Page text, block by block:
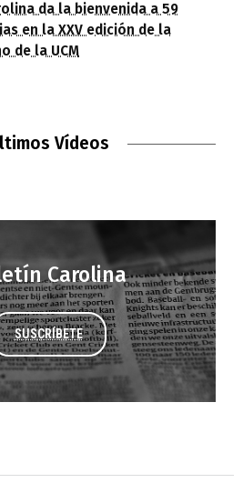
da la bienvenida a 59
en la XXV edición de la
de la UCM
Vídeos
Carolina
SUSCRÍBETE